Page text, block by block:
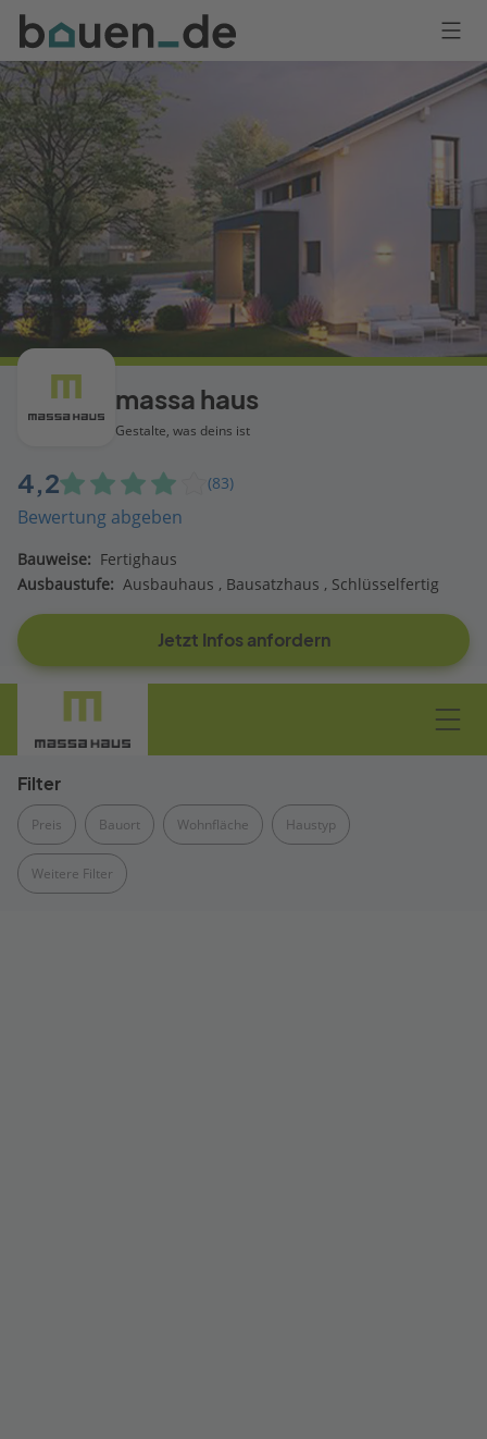
Bauen
Logo
Anmelden
massa haus
Gestalte, was deins ist
4,2 (83)
Bewertung abgeben
Bauweise: Fertighaus
Ausbaustufe: Ausbauhaus Bausatzhaus Schlüsselfertig
Jetzt Infos anfordern
Filter
Preis Bauort Wohnfläche Haustyp
Weitere Filter